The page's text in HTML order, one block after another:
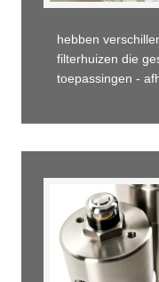
hebben
filterhuizen die
toepassingen -